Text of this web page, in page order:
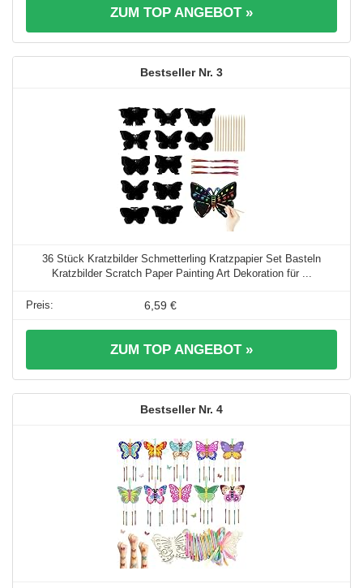
ZUM TOP ANGEBOT »
3
36 Stück Kratzbilder Schmetterling Kratzpapier Set Basteln
Kratzbilder Scratch Paper Painting Art Dekoration für ...
6,59 €
ZUM TOP ANGEBOT »
4